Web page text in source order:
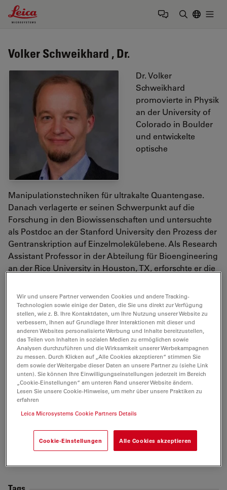
Leica Microsystems Logo
Volker Schweikhard , Dr.
Dr. Volker
Schweikhard
promovierte in Physik
an der University of
Colorado in Boulder
und entwickelte
optische
Manipulationstechniken für ultrakalte Quantengase.
Danach verlagerte er seinen Schwerpunkt auf die
Forschung in den Biowissenschaften und untersuchte
als Postdoc an der Stanford University den Prozess der
Gentranskription auf Einzelmolekülebene. Als Research
Assistant Professor in der Abteilung für Bioengineering
an der Rice University in Houston, TX, erforschte er die
und Signalkaskaden.
Mit seinem Hintergrund in Optik, Biophysik und
Zellbiologie ist es seine Leidenschaft, Instrumente und
Verfahren zur Untersuchung biologischer Prozesse auf
(sub-)zellulärer und Gewebeebene zu entwickeln. Bei
Leica Microsystems arbeitet er mit Kunden,
Kooperationspartnern und der internen Forschung und
Entwicklung zusammen, um Innovationen in der
nichtlinearen optischen Mikroskopie und der
multimodalen Bildgebung voranzutreiben,
Scattering Mikroskopie (CARS
Multiphotonen-Fluoreszenzmikroskopie und der
Wir und unsere Partner verwenden Cookies und andere Tracking-
Technologien sowie einige der Daten, die Sie uns direkt zur Verfügung
stellen, wie z. B. Ihre Kontaktdaten, um Ihre Nutzung unserer Website zu
verbessern, Ihnen auf Grundlage Ihrer Interaktionen mit dieser und
anderen Websites personalisierte Werbung und Inhalte bereitzustellen,
das Teilen von Inhalten in sozialen Medien zu ermöglichen sowie
Analysen durchzuführen und die Wirksamkeit unserer Werbekampagnen
zu messen. Durch Klicken auf „Alle Cookies akzeptieren“ stimmen Sie
dem sowie der Weitergabe dieser Daten an unsere Partner zu (siehe Link
unten). Sie können Ihre Einwilligungseinstellungen jederzeit im Bereich
„Cookie-Einstellungen“ am unteren Rand unserer Website ändern.
Lesen Sie unsere Cookie-Hinweise, um mehr über unsere Praktiken zu
erfahren
Leica Microsystems Cookie Partners Details
Cookie-Einstellungen Alle Cookies akzeptieren